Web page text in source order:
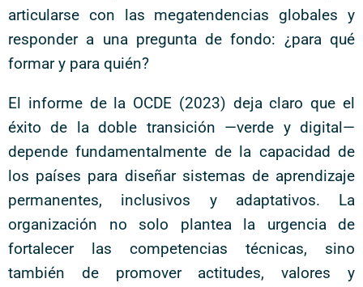
articularse con las megatendencias globales y
responder a una pregunta de fondo: ¿para qué
formar y para quién?
El informe de la OCDE (2023) deja claro que el
éxito de la doble transición —verde y digital—
depende fundamentalmente de la capacidad de
los países para diseñar sistemas de aprendizaje
permanentes, inclusivos y adaptativos. La
organización no solo plantea la urgencia de
fortalecer las competencias técnicas, sino
también de promover actitudes, valores y